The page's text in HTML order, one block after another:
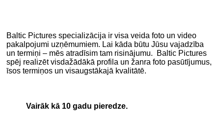
Baltic Pictures specializācija ir visa veida foto un video
pakalpojumi uzņēmumiem. Lai kāda būtu Jūsu vajadzība
un termiņi – mēs atradīsim tam risinājumu. Baltic Pictures
spēj realizēt visdažādākā profila un žanra foto pasūtījumus,
īsos termiņos un visaugstākajā kvalitātē.
Vairāk kā 10 gadu pieredze.